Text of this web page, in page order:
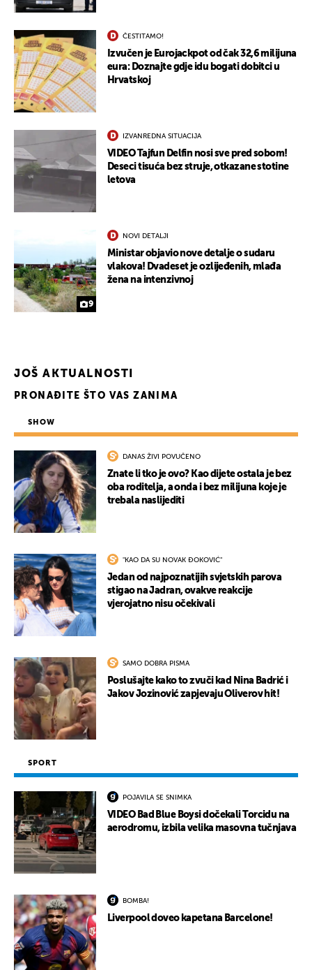
ČESTITAMO!
Izvučen je Eurojackpot od čak 32,6 milijuna
eura: Doznajte gdje idu bogati dobitci u
Hrvatskoj
IZVANREDNA SITUACIJA
VIDEO Tajfun Delfin nosi sve pred sobom!
Deseci tisuća bez struje, otkazane stotine
letova
9
NOVI DETALJI
Ministar objavio nove detalje o sudaru
vlakova! Dvadeset je ozlijeđenih, mlađa
žena na intenzivnoj
JOŠ AKTUALNOSTI
PRONAĐITE ŠTO VAS ZANIMA
SHOW
DANAS ŽIVI POVUČENO
Znate li tko je ovo? Kao dijete ostala je bez
oba roditelja, a onda i bez milijuna koje je
trebala naslijediti
"KAO DA SU NOVAK ĐOKOVIĆ"
Jedan od najpoznatijih svjetskih parova
stigao na Jadran, ovakve reakcije
vjerojatno nisu očekivali
SAMO DOBRA PISMA
Poslušajte kako to zvuči kad Nina Badrić i
Jakov Jozinović zapjevaju Oliverov hit!
SPORT
POJAVILA SE SNIMKA
VIDEO Bad Blue Boysi dočekali Torcidu na
aerodromu, izbila velika masovna tučnjava
BOMBA!
Liverpool doveo kapetana Barcelone!